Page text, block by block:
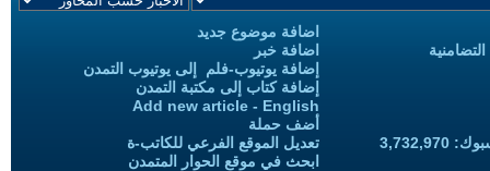
اضافة موضوع جديد
اضافة خبر
إضافة يوتيوب-فلم إلى يوتيوب التمدن
إضافة كتاب إلى مكتبة التمدن
Add new article - English
أضف حملة
تعديل الموقع الفرعي للكاتب-ة
ابحث في موقع الحوار المتمدن